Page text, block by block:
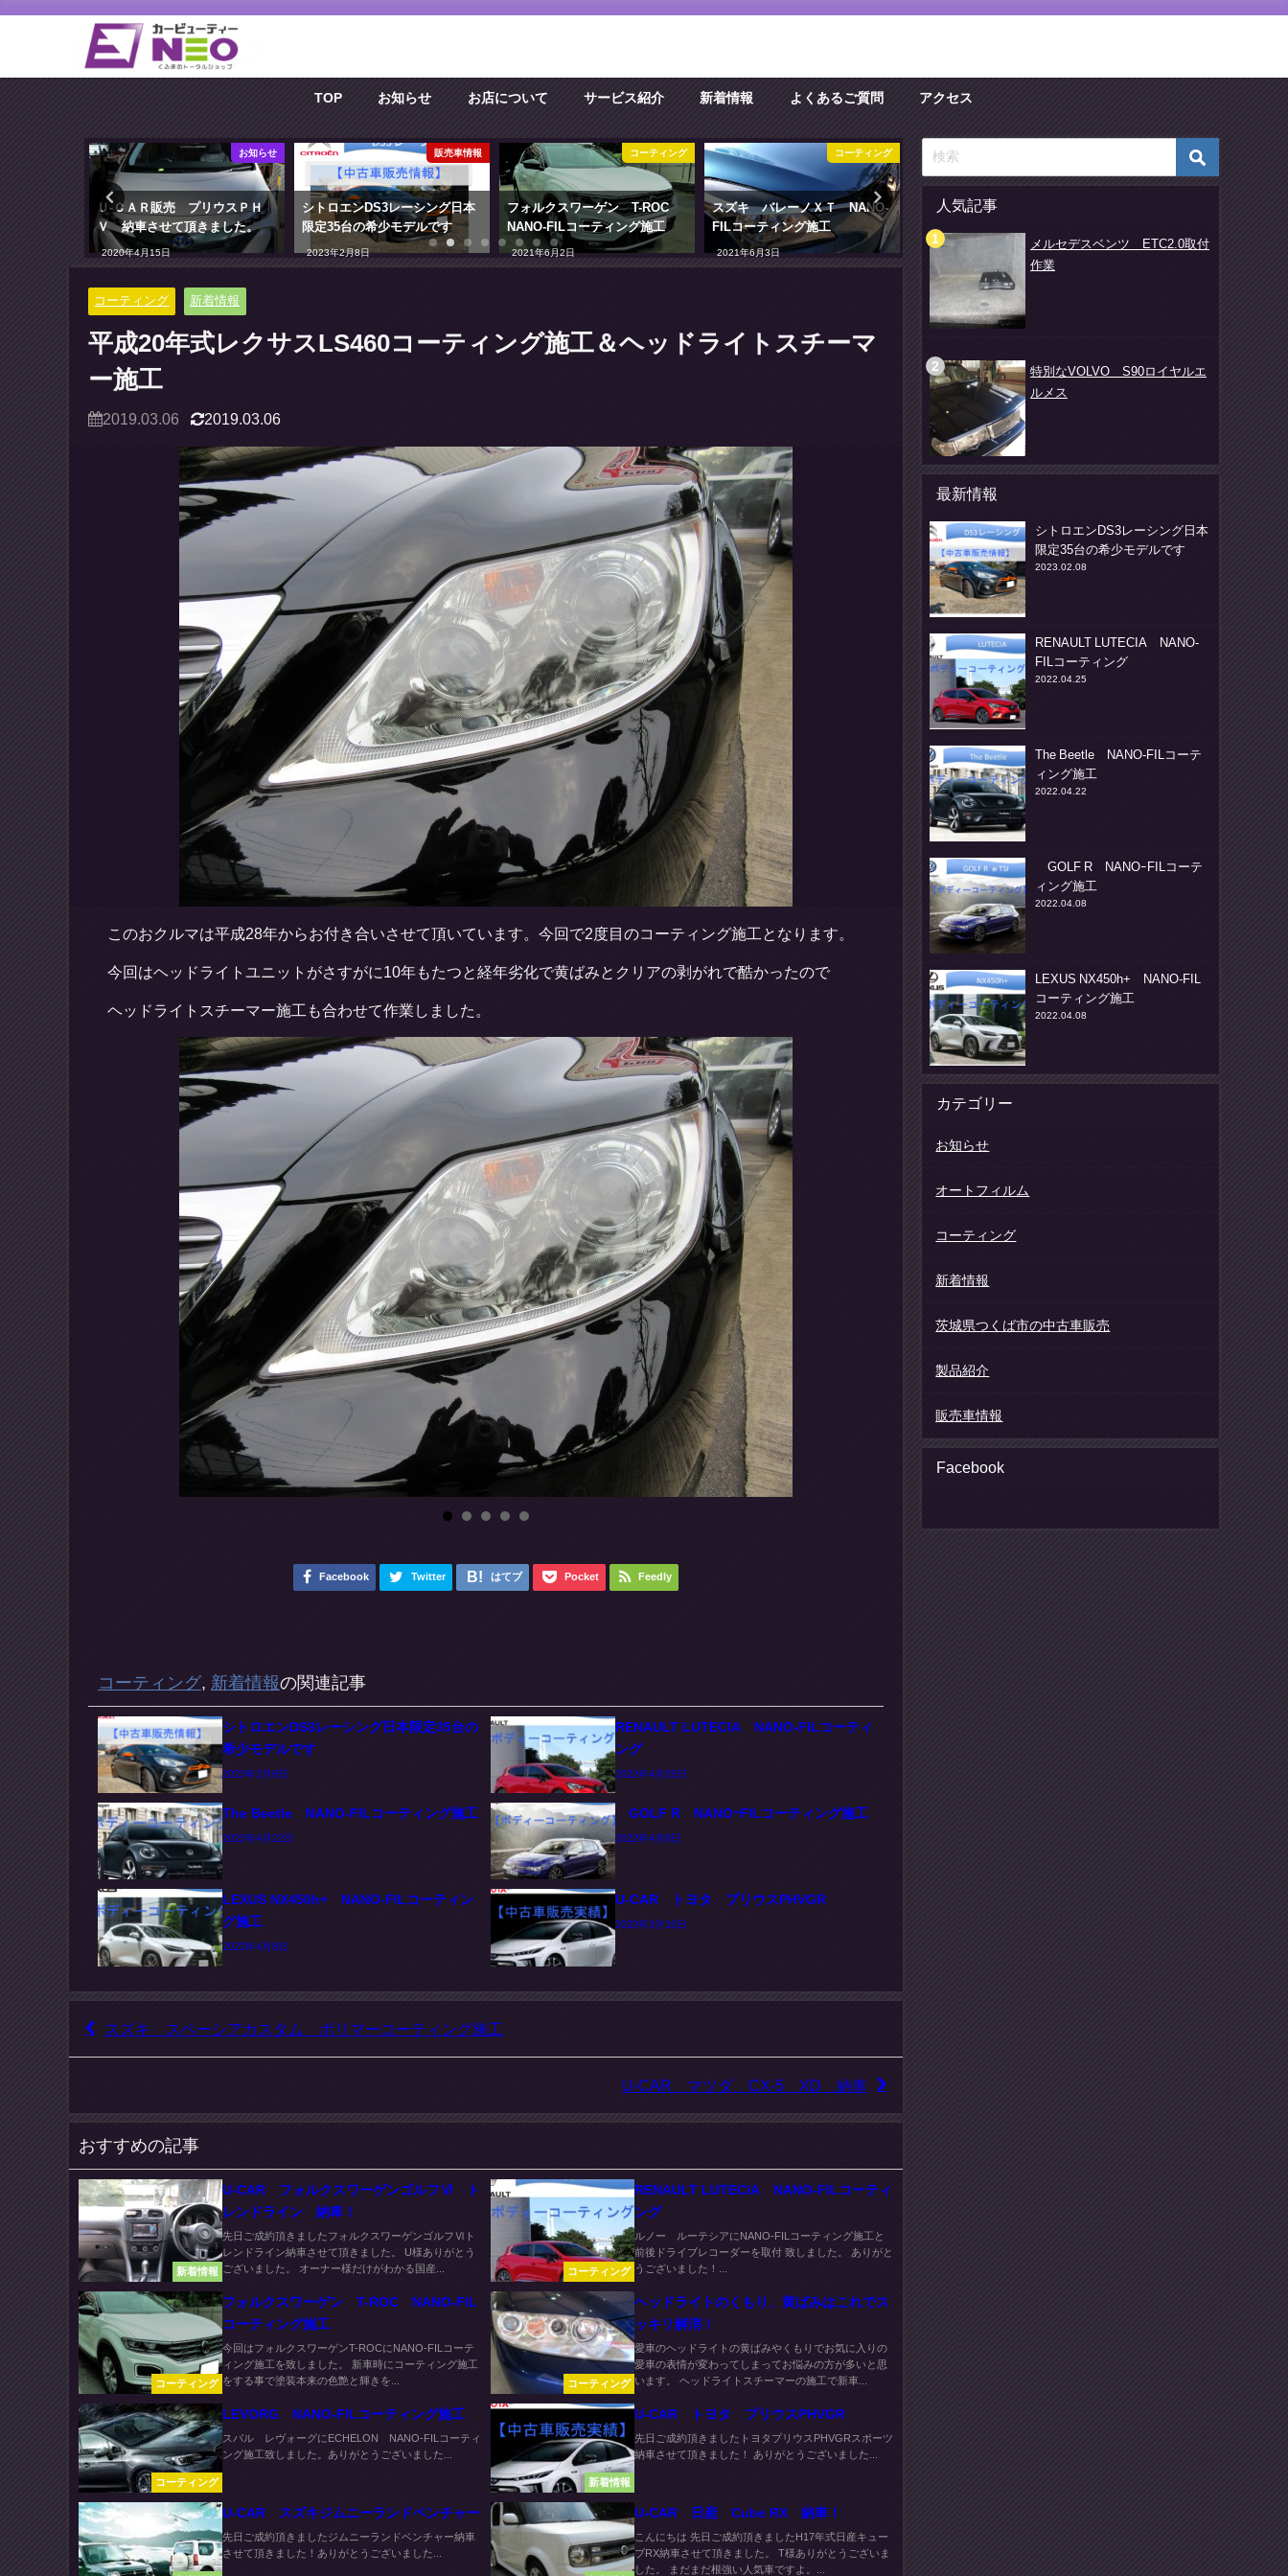
TOP お知らせ お店について サービス紹介 新着情報 よくあるご質問 アクセス
お知らせ
Ｕ-ＣＡＲ販売 プリウスＰＨ
Ｖ 納車させて頂きました。
2020年4月15日
販売車情報
シトロエンDS3レーシング日本
限定35台の希少モデルです
2023年2月8日
コーティング
フォルクスワーゲン T-ROC
NANO-FILコーティング施工
2021年6月2日
コーティング
スズキ バレーノＸＴ NANO-
FILコーティング施工
2021年6月3日
LEXUS NX450h+ NANO-FIL
コーティング施工
2022年3月8日
コーティング 新着情報
平成20年式レクサスLS460コーティング施工＆ヘッドライトスチーマ
ー施工
2019.03.06 2019.03.06
このおクルマは平成28年からお付き合いさせて頂いています。今回で2度目のコーティング施工となります。
今回はヘッドライトユニットがさすがに10年もたつと経年劣化で黄ばみとクリアの剥がれで酷かったので
ヘッドライトスチーマー施工も合わせて作業しました。
Facebook Twitter はてブ Pocket Feedly
コーティング, 新着情報の関連記事
シトロエンDS3レーシング日本限定35台の
希少モデルです
2023年2月8日
RENAULT LUTECIA NANO-FILコーティ
ング
2022年4月25日
The Beetle NANO-FILコーティング施工
2022年4月22日
GOLF R NANOｰFILコーティング施工
2022年4月8日
LEXUS NX450h+ NANO-FILコーティン
グ施工
2022年4月8日
U-CAR トヨタ プリウスPHVGR
2022年3月10日
スズキ スペーシアカスタム ポリマーコーティング施工
U-CAR マツダ CX-5 XD 納車
おすすめの記事
新着情報
U-CAR フォルクスワーゲンゴルフⅥ ト
レンドライン 納車！
先日ご成約頂きましたフォルクスワーゲンゴルフⅥト
レンドライン納車させて頂きました。 U様ありがとう
ございました。 オーナー様だけがわかる国産...
コーティング
RENAULT LUTECIA NANO-FILコーティ
ング
ルノー ルーテシアにNANO-FILコーティング施工と
前後ドライブレコーダーを取付 致しました。 ありがと
うございました！...
コーティング
フォルクスワーゲン T-ROC NANO-FIL
コーティング施工
今回はフォルクスワーゲンT-ROCにNANO-FILコーテ
ィング施工を致しました。 新車時にコーティング施工
をする事で塗装本来の色艶と輝きを...
コーティング
ヘッドライトのくもり、黄ばみはこれでス
ッキリ解消！
愛車のヘッドライトの黄ばみやくもりでお気に入りの
愛車の表情が変わってしまってお悩みの方が多いと思
います。 ヘッドライトスチーマーの施工で新車...
コーティング
LEVORG NANO-FILコーティング施工
スバル レヴォーグにECHELON NANO-FILコーティ
ング施工致しました。ありがとうございました...
新着情報
U-CAR トヨタ プリウスPHVGR
先日ご成約頂きましたトヨタプリウスPHVGRスポーツ
納車させて頂きました！ ありがとうございました...
U-CAR スズキジムニーランドベンチャー
先日ご成約頂きましたジムニーランドベンチャー納車
させて頂きました！ありがとうございました...
U-CAR 日産 Cube RX 納車！
こんにちは 先日ご成約頂きましたH17年式日産キュー
ブRX納車させて頂きました。 T様ありがとうございま
した。 まだまだ根強い人気車ですよ。...
人気記事
メルセデスベンツ ETC2.0取付
作業
特別なVOLVO S90ロイヤルエ
ルメス
最新情報
シトロエンDS3レーシング日本
限定35台の希少モデルです
2023.02.08
RENAULT LUTECIA NANO-
FILコーティング
2022.04.25
The Beetle NANO-FILコーテ
ィング施工
2022.04.22
GOLF R NANOｰFILコーテ
ィング施工
2022.04.08
LEXUS NX450h+ NANO-FIL
コーティング施工
2022.04.08
カテゴリー
お知らせ
オートフィルム
コーティング
新着情報
茨城県つくば市の中古車販売
製品紹介
販売車情報
Facebook